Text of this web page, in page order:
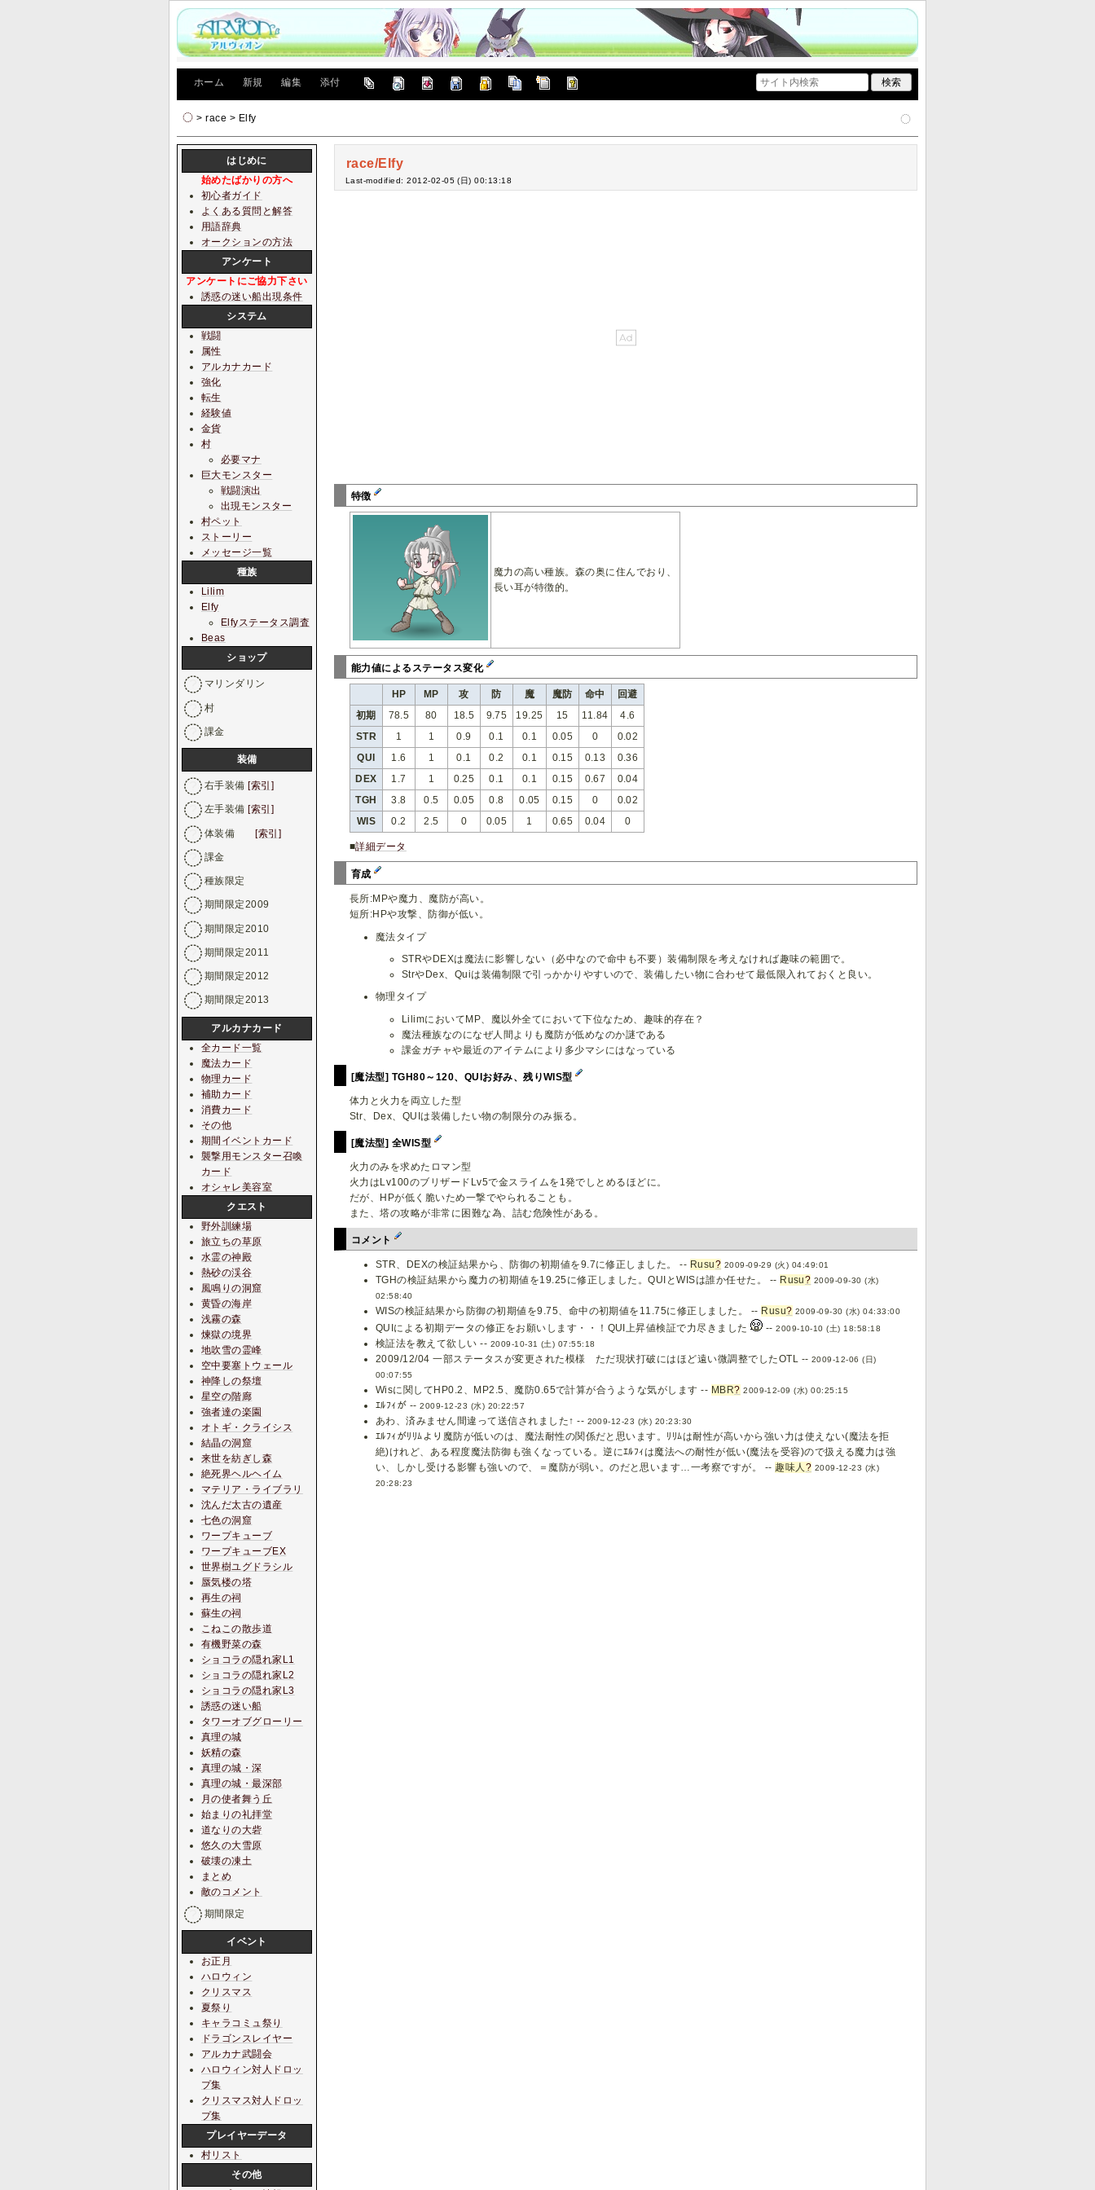
ホーム 新規 編集 添付
> race > Elfy
race/Elfy
Last-modified: 2012-02-05 (日) 00:13:18
特徴
魔力の高い種族。森の奥に住んでおり、
長い耳が特徴的。
能力値によるステータス変化
HP MP 攻 防 魔 魔防 命中
回避
初期
78.5 80 18.5 9.75 19.25 15 11.84
4.6
STR
1 1 0.9 0.1 0.1 0.05 0
0.02
QUI
1.6 1 0.1 0.2 0.1 0.15 0.13
0.36
DEX
1.7 1 0.25 0.1 0.1 0.15 0.67
0.04
TGH
3.8 0.5 0.05 0.8 0.05 0.15 0
0.02
WIS
0.2 2.5 0 0.05 1 0.65 0.04 0
■詳細データ
育成
長所:MPや魔力、魔防が高い。
短所:HPや攻撃、防御が低い。
魔法タイプ
STRやDEXは魔法に影響しない（必中なので命中も不要）装備制限を考えなければ趣味の範囲で。
StrやDex、Quiは装備制限で引っかかりやすいので、装備したい物に合わせて最低限入れておくと良い。
物理タイプ
LilimにおいてMP、魔以外全てにおいて下位なため、趣味的存在？
魔法種族なのになぜ人間よりも魔防が低めなのか謎である
課金ガチャや最近のアイテムにより多少マシにはなっている
[魔法型] TGH80～120、QUIお好み、残りWIS型
体力と火力を両立した型
Str、Dex、QUIは装備したい物の制限分のみ振る。
[魔法型] 全WIS型
火力のみを求めたロマン型
火力はLv100のブリザードLv5で金スライムを1発でしとめるほどに。
だが、HPが低く脆いため一撃でやられることも。
また、塔の攻略が非常に困難な為、詰む危険性がある。
コメント
STR、DEXの検証結果から、防御の初期値を9.7に修正しました。 -- Rusu? 2009-09-29 (火) 04:49:01
TGHの検証結果から魔力の初期値を19.25に修正しました。QUIとWISは誰か任せた。 -- Rusu? 2009-09-30 (水)
02:58:40
WISの検証結果から防御の初期値を9.75、命中の初期値を11.75に修正しました。 -- Rusu? 2009-09-30 (水) 04:33:00
QUIによる初期データの修正をお願いします・・！QUI上昇値検証で力尽きました --2009-10-10 (土) 18:58:18
検証法を教えて欲しい -- 2009-10-31 (土) 07:55:18
2009/12/04 一部ステータスが変更された模様 ただ現状打破にはほど遠い微調整でしたOTL -- 2009-12-06 (日)
00:07:55
Wisに関してHP0.2、MP2.5、魔防0.65で計算が合うような気がします -- MBR? 2009-12-09 (水) 00:25:15
ｴﾙﾌｨが --2009-12-23 (水) 20:22:57
あわ、済みません間違って送信されました↑ -- 2009-12-23 (水) 20:23:30
ｴﾙﾌｨがﾘﾘﾑより魔防が低いのは、魔法耐性の関係だと思います。ﾘﾘﾑは耐性が高いから強い力は使えない(魔法を拒
絶)けれど、ある程度魔法防御も強くなっている。逆にｴﾙﾌｨは魔法への耐性が低い(魔法を受容)ので扱える魔力は強
い、しかし受ける影響も強いので、＝魔防が弱い。のだと思います…一考察ですが。 -- 趣味人 ? 2009-12-23 (水)
20:28:23
はじめに
始めたばかりの方へ
初心者ガイド
よくある質問と解答
用語辞典
オークションの方法
アンケート
アンケートにご協力下さい
誘惑の迷い船出現条件
システム
戦闘
属性
アルカナカード
強化
転生
経験値
金貨
村
必要マナ
巨大モンスター
戦闘演出
出現モンスター
村ペット
ストーリー
メッセージ一覧
種族
Lilim
Elfy
Elfyステータス調査
Beas
ショップ
マリンダリン
村
課金
装備
右手装備 [索引]
左手装備 [索引]
体装備[索引]
課金
種族限定
期間限定2009
期間限定2010
期間限定2011
期間限定2012
期間限定2013
アルカナカード
全カード一覧
魔法カード
物理カード
補助カード
消費カード
その他
期間イベントカード
襲撃用モンスター召喚
カード
オシャレ美容室
クエスト
野外訓練場
旅立ちの草原
水霊の神殿
熱砂の渓谷
風鳴りの洞窟
黄昏の海岸
浅霧の森
煉獄の境界
地吹雪の霊峰
空中要塞トウェール
神降しの祭壇
星空の階廊
強者達の楽園
オトギ・クライシス
結晶の洞窟
来世を紡ぎし森
絶死界ヘルヘイム
マテリア・ライブラリ
沈んだ太古の遺産
七色の洞窟
ワープキューブ
ワープキューブEX
世界樹ユグドラシル
蜃気楼の塔
再生の祠
蘇生の祠
こねこの散歩道
有機野菜の森
ショコラの隠れ家L1
ショコラの隠れ家L2
ショコラの隠れ家L3
誘惑の迷い船
タワーオブグローリー
真理の城
妖精の森
真理の城・深
真理の城・最深部
月の使者舞う丘
始まりの礼拝堂
道なりの大砦
悠久の大雪原
破壊の凍土
まとめ
敵のコメント
期間限定
イベント
お正月
ハロウィン
クリスマス
夏祭り
キャラコミュ祭り
ドラゴンスレイヤー
アルカナ武闘会
ハロウィン対人ドロッ
プ集
クリスマス対人ドロッ
プ集
プレイヤーデータ
村リスト
その他